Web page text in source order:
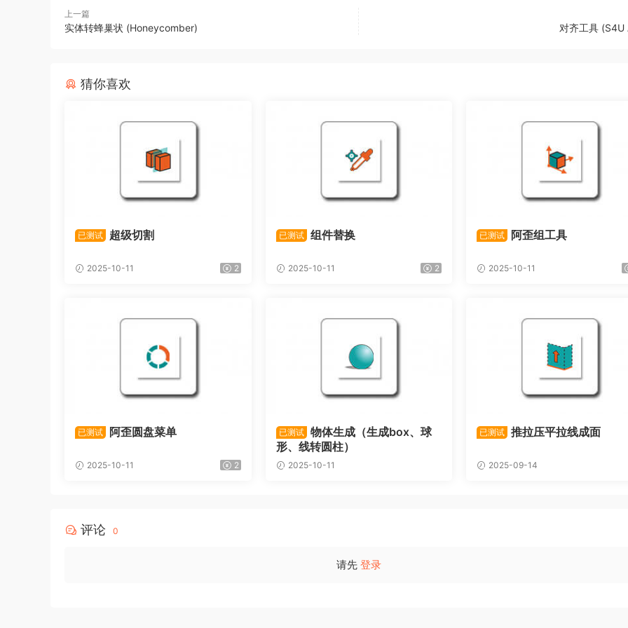
上一篇
实体转蜂巢状 (Honeycomber) 对齐工具 (S4U
猜你喜欢
已测试 超级切割
2025-10-11 2
已测试 组件替换
2025-10-11 2
已测试 阿歪组工具
2025-10-11
已测试 阿歪圆盘菜单
2025-10-11 2
已测试
物体生成（生成box、球
形、线转圆柱）
2025-10-11
已测试 推拉压平拉线成面
2025-09-14
评论 0
请先 登录